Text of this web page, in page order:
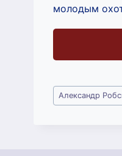
молодым
Метки
записи:
Александр